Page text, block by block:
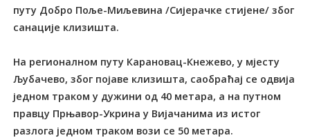
путу Добро Поље-Миљевина /Сијерачке стијене/ због
санације клизишта.
На регионалном путу Карановац-Кнежево, у мјесту
Љубачево, због појаве клизишта, саобраћај се одвија
једном траком у дужини од 40 метара, а на путном
правцу Прњавор-Укрина у Вијачанима из истог
разлога једном траком вози се 50 метара.